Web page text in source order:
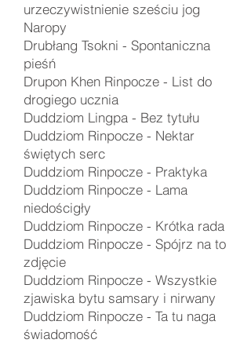
urzeczywistnienie sześciu jog
Naropy
Drubłang Tsokni - Spontaniczna
pieśń
Drupon Khen Rinpocze - List do
drogiego ucznia
Duddziom Lingpa - Bez tytułu
Duddziom Rinpocze - Nektar
świętych serc
Duddziom Rinpocze - Praktyka
Duddziom Rinpocze - Lama
niedościgły
Duddziom Rinpocze - Krótka rada
Duddziom Rinpocze - Spójrz na to
zdjęcie
Duddziom Rinpocze - Wszystkie
zjawiska bytu samsary i nirwany
Duddziom Rinpocze - Ta tu naga
świadomość